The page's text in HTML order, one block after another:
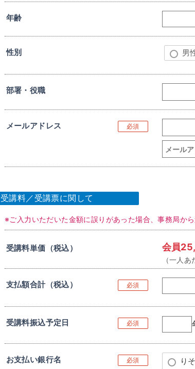
年齢
性別 男
部署・役職
メールアドレス 必須
受講料／受講票に関して
※ご入力いただいた金額に誤りがあった場合、事務局から
受講料単価（税込） 会員
（一人
支払額合計（税込） 必須
受講料振込予定日 必須
お支払い銀行名 必須 り